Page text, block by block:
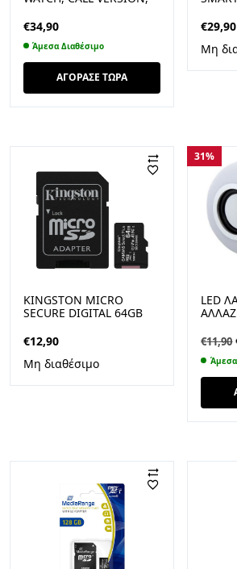
€34,90
Άμεσα Διαθέσιμο
ΑΓΟΡΑΣΕ ΤΩΡΑ
€29,90
Μη
KINGSTON MICRO
SECURE DIGITAL 64GB
SELECT PLUS 80R CL10
UHS-I CARD + SD
ADAPTER (SDCS2/64GB)
€12,90
Μη διαθέσιμο
31%
LED
ΗΧΕΊΟ
RGB
€11,90